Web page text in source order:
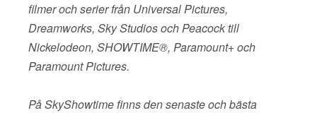
filmer och serier från Universal Pictures,
Dreamworks, Sky Studios och Peacock till
Nickelodeon, SHOWTIME®, Paramount+ och
Paramount Pictures.
På SkyShowtime finns den senaste och bästa